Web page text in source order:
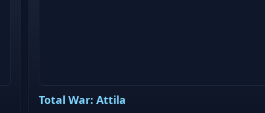
Total War: Attila